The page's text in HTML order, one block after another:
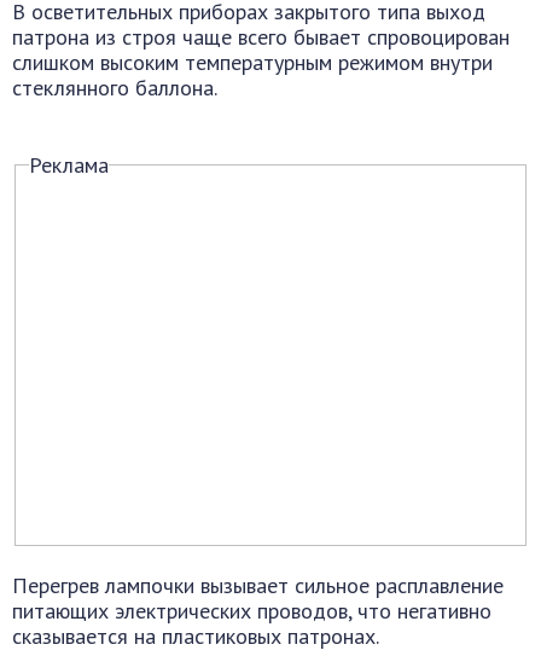
В осветительных приборах закрытого типа выход
патрона из строя чаще всего бывает спровоцирован
слишком высоким температурным режимом внутри
стеклянного баллона.
Реклама
Перегрев лампочки вызывает сильное расплавление
питающих электрических проводов, что негативно
сказывается на пластиковых патронах.